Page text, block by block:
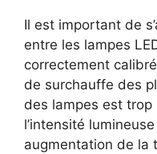
Il est important de
entre les lampes
correctement
de surchauffe des
des lampes est
l’intensité
augmentation de la